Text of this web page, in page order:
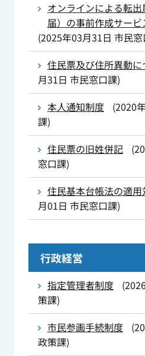
オンラインによる転
届）の事前作成サービ
(2025年03月31日 市民
住民票及び住所異動に
月31日 市民窓口課)
本人通知制度
(2020
課)
住民票の旧姓併記
(
窓口課)
住民基本台帳法の適用
月01日 市民窓口課)
行政経営
指定管理者制度 (
策課)
市民参画手続制度
(
政策課)